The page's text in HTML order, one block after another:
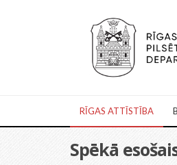
RĪGAS ATTĪSTĪBA
Spēkā